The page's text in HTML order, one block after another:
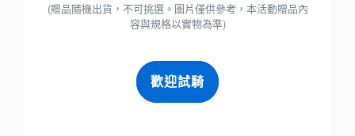
(贈品隨機出貨，不可挑選。圖片僅供參考，本活動贈品內
容與規格以實物為準)
歡迎試騎